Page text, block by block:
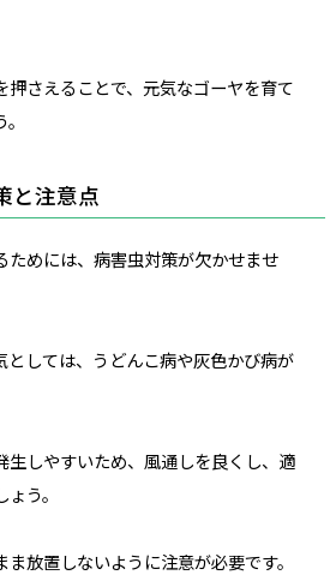
押さえることで、元気なゴーヤを育て
と注意点
ためには、病害虫対策が欠かせませ
としては、うどんこ病や灰色かび病が
生しやすいため、風通しを良くし、適
う。
放置しないように注意が必要です。